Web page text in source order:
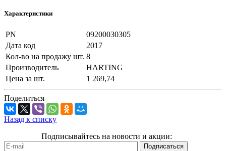
Характеристики
PN
09200030305
Дата код
2017
Кол-во на продажу шт. 8
Производитель
HARTING
Цена за шт.
1 269,74
Поделиться
Назад к списку
Подписывайтесь на новости и акции: